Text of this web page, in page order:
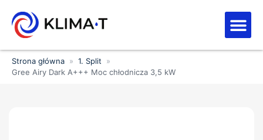
Strona główna » 1. Split
»
Gree Airy Dark A+++ Moc chłodnicza 3,5 kW